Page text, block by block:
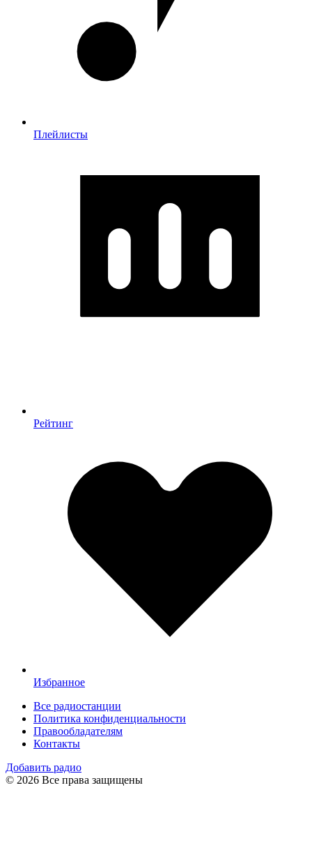
Плейлисты
Рейтинг
Избранное
Все радиостанции
Политика конфиденциальности
Правообладателям
Контакты
Добавить радио
© 2026 Все права защищены